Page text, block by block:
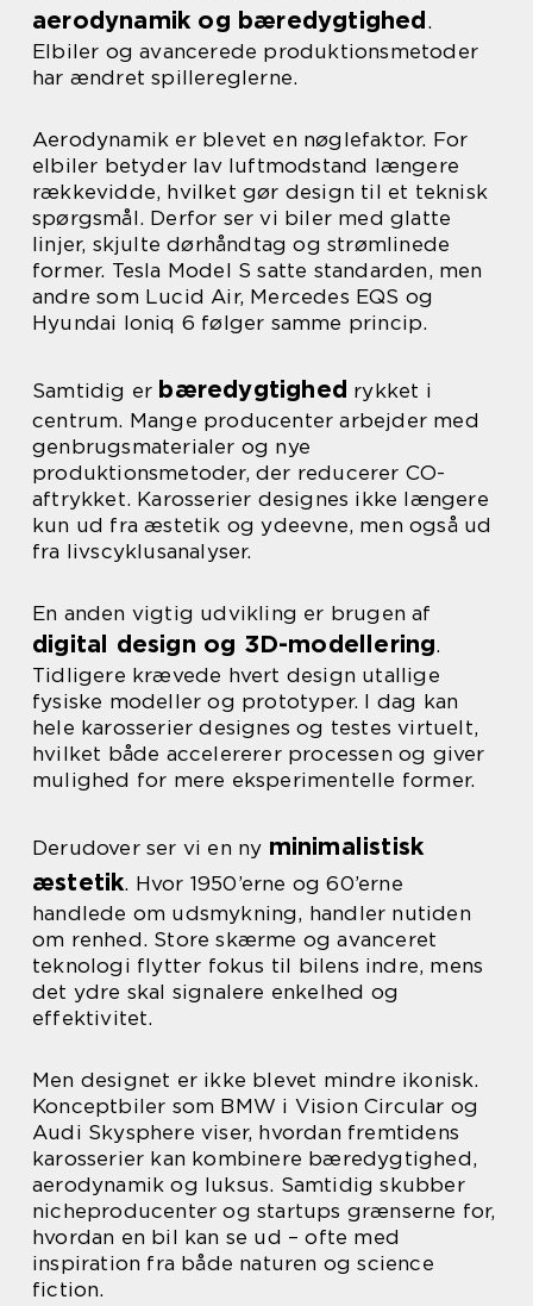
aerodynamik og bæredygtighed.
Elbiler og avancerede produktionsmetoder
har ændret spillereglerne.
Aerodynamik er blevet en nøglefaktor. For
elbiler betyder lav luftmodstand længere
rækkevidde, hvilket gør design til et teknisk
spørgsmål. Derfor ser vi biler med glatte
linjer, skjulte dørhåndtag og strømlinede
former. Tesla Model S satte standarden, men
andre som Lucid Air, Mercedes EQS og
Hyundai Ioniq 6 følger samme princip.
Samtidig er bæredygtighed rykket i
centrum. Mange producenter arbejder med
genbrugsmaterialer og nye
produktionsmetoder, der reducerer CO-
aftrykket. Karosserier designes ikke længere
kun ud fra æstetik og ydeevne, men også ud
fra livscyklusanalyser.
En anden vigtig udvikling er brugen af
digital design og 3D-modellering.
Tidligere krævede hvert design utallige
fysiske modeller og prototyper. I dag kan
hele karosserier designes og testes virtuelt,
hvilket både accelererer processen og giver
mulighed for mere eksperimentelle former.
Derudover ser vi en ny minimalistisk
æstetik. Hvor 1950’erne og 60’erne
handlede om udsmykning, handler nutiden
om renhed. Store skærme og avanceret
teknologi flytter fokus til bilens indre, mens
det ydre skal signalere enkelhed og
effektivitet.
Men designet er ikke blevet mindre ikonisk.
Konceptbiler som BMW i Vision Circular og
Audi Skysphere viser, hvordan fremtidens
karosserier kan kombinere bæredygtighed,
aerodynamik og luksus. Samtidig skubber
nicheproducenter og startups grænserne for,
hvordan en bil kan se ud – ofte med
inspiration fra både naturen og science
fiction.